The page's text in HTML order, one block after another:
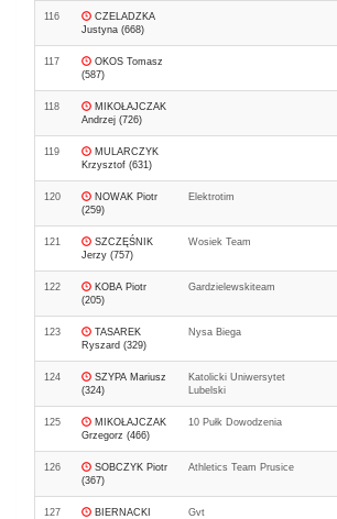
116
CZELADZKA
Justyna (668)
117
OKOS Tomasz
(587)
118
MIKOŁAJCZAK
Andrzej (726)
119
MULARCZYK
Krzysztof (631)
120
NOWAK Piotr
(259)
Elektrotim
121
SZCZĘŚNIK
Jerzy (757)
Wosiek Team
122
KOBA Piotr
(205)
Gardzielewskiteam
123
TASAREK
Ryszard (329)
Nysa Biega
124
SZYPA Mariusz
(324)
Katolicki Uniwersytet
Lubelski
125
MIKOŁAJCZAK
Grzegorz (466)
10 Pułk Dowodzenia
126
SOBCZYK Piotr
(367)
Athletics Team Prusice
127
BIERNACKI
Gvt